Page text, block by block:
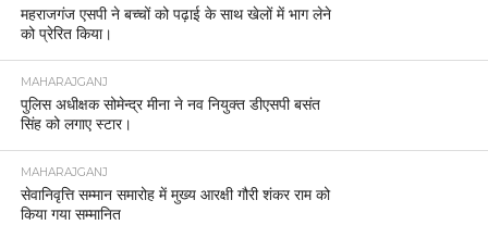
महराजगंज एसपी ने बच्चों को पढ़ाई के साथ खेलों में भाग लेने
को प्रेरित किया।
MAHARAJGANJ
पुलिस अधीक्षक सोमेन्द्र मीना ने नव नियुक्त डीएसपी बसंत
सिंह को लगाए स्टार।
MAHARAJGANJ
सेवानिवृत्ति सम्मान समारोह में मुख्य आरक्षी गौरी शंकर राम को
किया गया सम्मानित